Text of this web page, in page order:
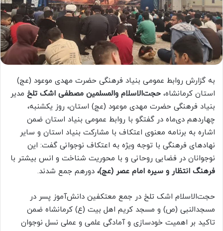
به گزارش روابط عمومی بنیاد فرهنگی حضرت مهدی موعود (عج)
استان کرمانشاه، حجت‌الاسلام والمسلمین مصطفی اشک تلخ مدیر
بنیاد فرهنگی حضرت مهدی موعود (عج) استان، روز یکشنبه،
چهاردهم دی‌‌ماه در گفتگو با روابط عمومی بنیاد استان ضمن
اشاره به برنامه معنوی اعتکاف با مشارکت بنیاد استان و سایر
نهادهای فرهنگی با توجه ویژه به اعتکاف نوجوانی گفت: این
نوجوانان در فضایی روحانی و با محوریت شناخت و انس بیشتر با
فرهنگ انتظار و سیره امام عصر (عج)، دورهم جمع شدند.
حجت‌الاسلام اشک تلخ در جمع معتکفین دانش‌آموز پسر در
مسجدالنبی (ص) و مسجد کریم اهل بیت (ع) کرمانشاه ضمن
تاکید بر اهمیت خودسازی و آمادگی علمی و عملی نسل نوجوان